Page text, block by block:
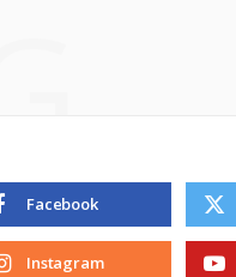
Facebook
Instagram